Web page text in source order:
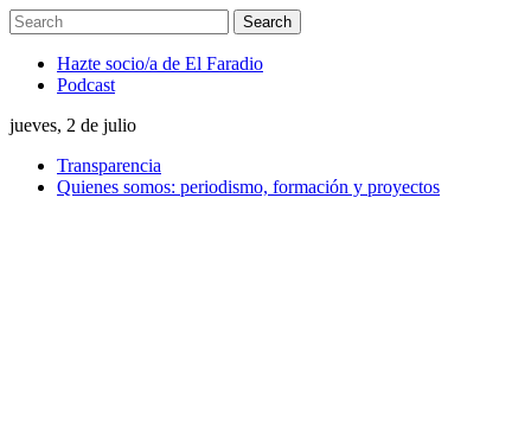
Hazte socio/a de El Faradio
Podcast
jueves, 2 de julio
Transparencia
Quienes somos: periodismo, formación y proyectos